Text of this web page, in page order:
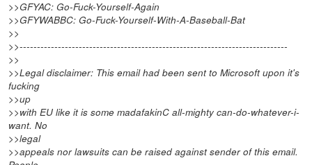
>>GFYAC: Go-Fuck-Yourself-Again
>>GFYWABBC: Go-Fuck-Yourself-With-A-Baseball-Bat
>>
>>-----------------------------------------------------------------------------
>>
>>Legal disclaimer: This email had been sent to Microsoft upon it's
fucking
>>up
>>with EU like it is some madafakinC all-mighty can-do-whatever-i-
want. No
>>legal
>>appeals nor lawsuits can be raised against sender of this email.